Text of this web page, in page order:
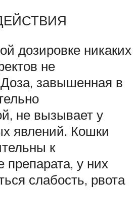
дозировке никаких
не
завышенная в
не вызывает у
явлений. Кошки
к
препарата, у них
слабость, рвота